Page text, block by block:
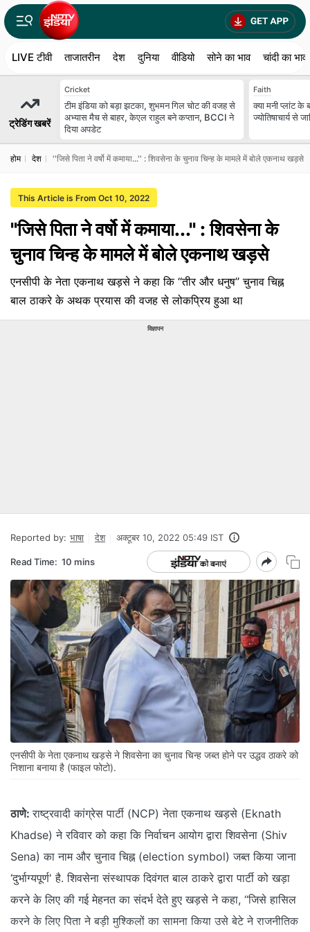
LIVE टीवी ताजातरीन देश दुनिया वीडियो सोने का भाव चांदी का भाव
ट्रेडिंग खबरें
Cricket
टीम इंडिया को बड़ा झटका, शुभमन गिल चोट की वजह से
अभ्यास मैच से बाहर, केएल राहुल बने कप्तान, BCCI ने
दिया अपडेट
Faith
क्या मनी प्लांट
ज्योतिषाचार्य से
होम देश ''जिसे पिता ने वर्षो में कमाया...'' : शिवसेना के चुनाव चिन्ह के मामले में बोले एकनाथ खड़से
This Article is From Oct 10, 2022
''जिसे पिता ने वर्षो में कमाया...'' : शिवसेना के
चुनाव चिन्ह के मामले में बोले एकनाथ खड़से
एनसीपी के नेता एकनाथ खड़से ने कहा कि ‘‘तीर और धनुष’’ चुनाव चिह्न
बाल ठाकरे के अथक प्रयास की वजह से लोकप्रिय हुआ था
विज्ञापन
Reported by: भाषा देश अक्टूबर 10, 2022 05:49 IST
Read Time: 10 mins
एनसीपी के नेता एकनाथ खड़से ने शिवसेना का चुनाव चिन्ह जब्त होने पर उद्धव ठाकरे को
निशाना बनाया है (फाइल फोटो).
ठाणे: राष्ट्रवादी कांग्रेस पार्टी (NCP) नेता एकनाथ खड़से (Eknath
Khadse) ने रविवार को कहा कि निर्वाचन आयोग द्वारा शिवसेना (Shiv
Sena) का नाम और चुनाव चिह्न (election symbol) जब्त किया जाना
‘दुर्भाग्यपूर्ण' है. शिवसेना संस्थापक दिवंगत बाल ठाकरे द्वारा पार्टी को खड़ा
करने के लिए की गई मेहनत का संदर्भ देते हुए खड़से ने कहा, ‘‘जिसे हासिल
करने के लिए पिता ने बड़ी मुश्किलों का सामना किया उसे बेटे ने राजनीतिक